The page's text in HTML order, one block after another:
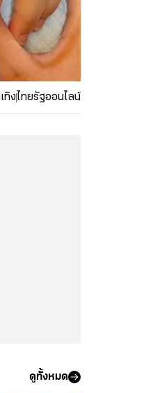
ทิงไทยรัฐออนไลน์
ดูทั้งหมด